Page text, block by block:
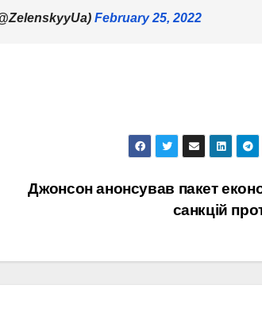
February 25, 2022
Джонсон анонсував пакет
санкцій